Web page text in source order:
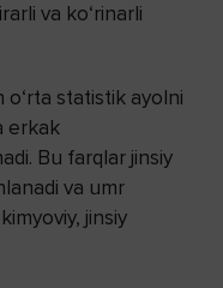
va ko‘rinarli
o‘rta statistik ayolni
erkak
Bu farqlar jinsiy
va umr
jinsiy